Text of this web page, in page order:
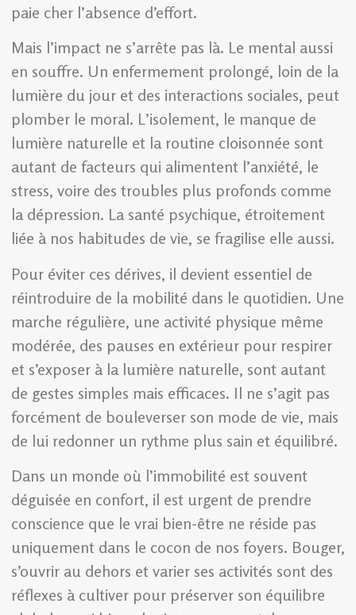
paie cher l’absence d’effort.
Mais l’impact ne s’arrête pas là. Le mental aussi
en souffre. Un enfermement prolongé, loin de la
lumière du jour et des interactions sociales, peut
plomber le moral. L’isolement, le manque de
lumière naturelle et la routine cloisonnée sont
autant de facteurs qui alimentent l’anxiété, le
stress, voire des troubles plus profonds comme
la dépression. La santé psychique, étroitement
liée à nos habitudes de vie, se fragilise elle aussi.
Pour éviter ces dérives, il devient essentiel de
réintroduire de la mobilité dans le quotidien. Une
marche régulière, une activité physique même
modérée, des pauses en extérieur pour respirer
et s’exposer à la lumière naturelle, sont autant
de gestes simples mais efficaces. Il ne s’agit pas
forcément de bouleverser son mode de vie, mais
de lui redonner un rythme plus sain et équilibré.
Dans un monde où l’immobilité est souvent
déguisée en confort, il est urgent de prendre
conscience que le vrai bien-être ne réside pas
uniquement dans le cocon de nos foyers. Bouger,
s’ouvrir au dehors et varier ses activités sont des
réflexes à cultiver pour préserver son équilibre